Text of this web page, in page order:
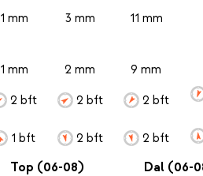
1 mm
1 mm
2 bft
1 bft
3 mm
2 mm
2 bft
2 bft
11 mm
9 mm
2 bft
2 bft
Top (06-08)
Dal (06-